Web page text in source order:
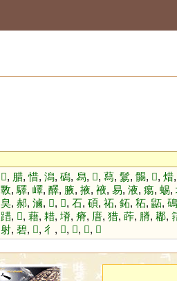
𦠡, 腊,惜, 潟, 磶, 舄, 𩍆, 蕮, 鬄, 䯜, 𩾼, 焟,
斁, 驛, 嶧, 醳, 腋, 掖, 䘸, 易, 液, 痬, 蜴,
㚖, 郝, 滷, 𠧚, 𠧵, 石, 碩, 祏, 鉐, 䄷, 鼫, 䲽
踖, 𨆮, 藉, 耤, 塉, 瘠, 庴, 猎, 葃, 膌, 䣢,
射, 碧, 𪐏, 彳 , 𤭏, 𦳮, 𥄎, 𢔠